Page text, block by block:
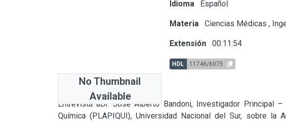
Idioma Español
Materia Ciencias Médicas,
Extensión 00:11:54
HDL 11746/6075
Entrevista aDr. José Alberto Bandoni, Investigador Principal –
Química (PLAPIQUI), Universidad Nacional del Sur, sobre la
No Thumbnail
Available